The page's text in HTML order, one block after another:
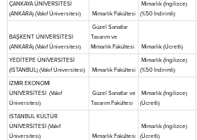
ÇANKAYA ÜNİVERSİTESİ
(ANKARA) (Vakıf Üniversitesi)
Mimarlık Fakültesi
Mimarlık (İngilizce)
(%50 İndirimli)
BAŞKENT ÜNİVERSİTESİ
(ANKARA) (Vakıf Üniversitesi)
Güzel Sanatlar
Tasarım ve
Mimarlık Fakültesi
Mimarlık (Ücretli)
YEDİTEPE ÜNİVERSİTESİ
(İSTANBUL) (Vakıf Üniversitesi)
Mimarlık Fakültesi
Mimarlık (İngilizce)
(%50 İndirimli)
İZMİR EKONOMİ
ÜNİVERSİTESİ (Vakıf
Üniversitesi)
Güzel Sanatlar ve
Tasarım Fakültesi
Mimarlık (İngilizce)
(Ücretli)
İSTANBUL KÜLTÜR
ÜNİVERSİTESİ (Vakıf
Üniversitesi)
Mimarlık Fakültesi
Mimarlık (İngilizce)
(Ücretli)